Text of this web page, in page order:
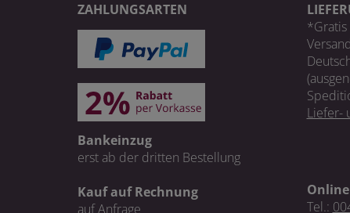
ZAHLUNGSARTEN
Bankeinzug
erst ab der dritten Bestellung
Kauf auf Rechnung
auf Anfrage
*Gratis
Liefer-
Tel.: